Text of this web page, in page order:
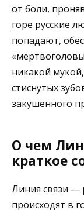
от боли,
горе русские
попадают,
никакой
стиснутых
закушенного
О чем
краткое
Линия связи —
происходят в